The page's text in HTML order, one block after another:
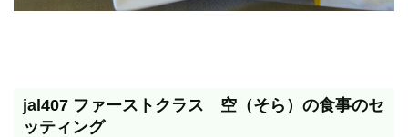
jal407 ファーストクラス 空（そら）の食事のセ
ッティング